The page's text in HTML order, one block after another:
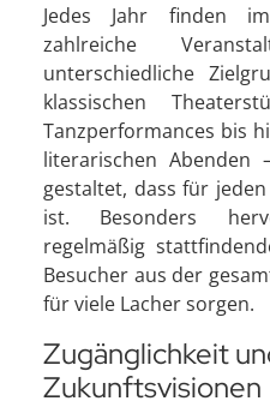
Jedes Jahr finden im
zahlreiche
unterschiedliche
klassischen
Tanzperformances bis
literarischen
gestaltet, dass für
ist. Besonders
regelmäßig
Besucher aus der
für viele Lacher sorgen.
Zugänglichkeit
Zukunftsvisionen